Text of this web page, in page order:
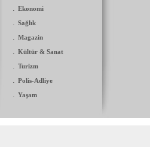
. Ekonomi
. Sağlık
. Magazin
. Kültür & Sanat
. Turizm
. Polis-Adliye
. Yaşam